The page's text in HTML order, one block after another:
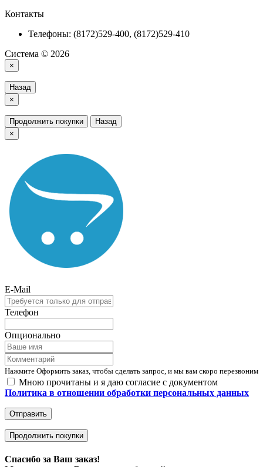
Контакты
Телефоны: (8172)529-400, (8172)529-410
Система © 2026
×
Назад
×
Продолжить покупки
Назад
×
E-Mail
Телефон
Опционально
Нажмите Оформить заказ, чтобы сделать запрос, и мы вам скоро перезвоним
Мною прочитаны и я даю согласие с документом
Политика в отношении обработки персональных данных
Отправить
Продолжить покупки
Спасибо за Ваш заказ!